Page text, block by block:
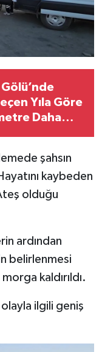
Yıla Göre
Daha
şahsın
kaybeden
olduğu
ardından
belirlenmesi
kaldırıldı.
olayla ilgili geniş